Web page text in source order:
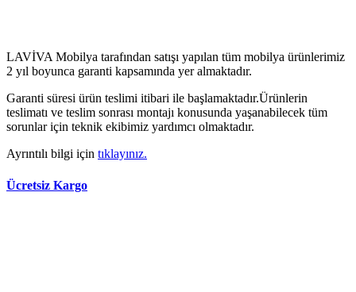
LAVİVA Mobilya tarafından satışı yapılan tüm mobilya ürünlerimiz
2 yıl boyunca garanti kapsamında yer almaktadır.
Garanti süresi ürün teslimi itibari ile başlamaktadır.Ürünlerin
teslimatı ve teslim sonrası montajı konusunda yaşanabilecek tüm
sorunlar için teknik ekibimiz yardımcı olmaktadır.
Ayrıntılı bilgi için tıklayınız.
Ücretsiz Kargo